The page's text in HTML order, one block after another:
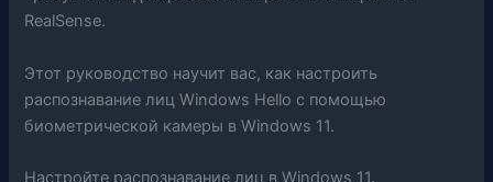
RealSense.
Этот руководство научит вас, как настроить
распознавание лиц Windows Hello с помощью
биометрической камеры в Windows 11.
Настройте распознавание лиц в Windows 11.